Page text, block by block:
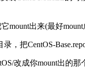
mount出来(最好
录，把CentOS-
改成你mount出的那